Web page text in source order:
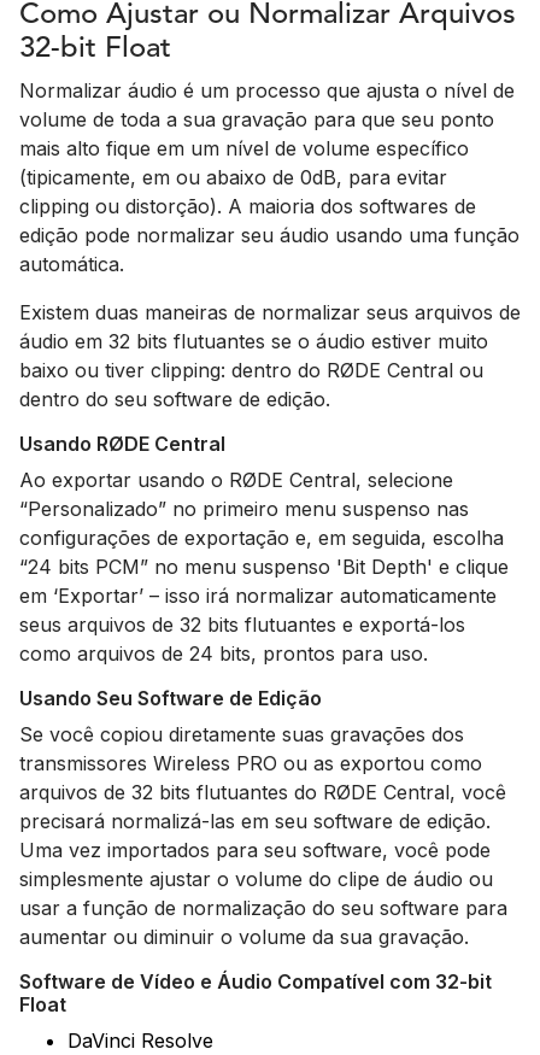
Como Ajustar ou Normalizar Arquivos
32-bit Float
Normalizar áudio é um processo que ajusta o nível de
volume de toda a sua gravação para que seu ponto
mais alto fique em um nível de volume específico
(tipicamente, em ou abaixo de 0dB, para evitar
clipping ou distorção). A maioria dos softwares de
edição pode normalizar seu áudio usando uma função
automática.
Existem duas maneiras de normalizar seus arquivos de
áudio em 32 bits flutuantes se o áudio estiver muito
baixo ou tiver clipping: dentro do RØDE Central ou
dentro do seu software de edição.
Usando RØDE Central
Ao exportar usando o RØDE Central, selecione
“Personalizado” no primeiro menu suspenso nas
configurações de exportação e, em seguida, escolha
“24 bits PCM” no menu suspenso 'Bit Depth' e clique
em ‘Exportar’ – isso irá normalizar automaticamente
seus arquivos de 32 bits flutuantes e exportá-los
como arquivos de 24 bits, prontos para uso.
Usando Seu Software de Edição
Se você copiou diretamente suas gravações dos
transmissores Wireless PRO ou as exportou como
arquivos de 32 bits flutuantes do RØDE Central, você
precisará normalizá-las em seu software de edição.
Uma vez importados para seu software, você pode
simplesmente ajustar o volume do clipe de áudio ou
usar a função de normalização do seu software para
aumentar ou diminuir o volume da sua gravação.
Software de Vídeo e Áudio Compatível com 32-bit
Float
DaVinci Resolve